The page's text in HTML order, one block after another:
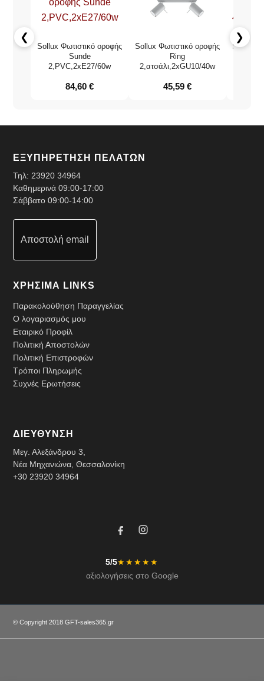
❮
Sollux Φωτιστικό οροφής
Sunde
2,PVC,2xE27/60w
84,60€
Sollux Φωτιστικό οροφής
Ring
2,ατσάλι,2xGU10/40w
45,59 €
Sollux
❯
ΕΞΥΠΗΡΕΤΗΣΗ ΠΕΛΑΤΩΝ
Τηλ: 23920 34964
Καθημερινά 09:00-17:00
Σάββατο 09:00-14:00
Αποστολή email
ΧΡΗΣΙΜΑ LINKS
Παρακολούθηση Παραγγελίας
Ο λογαριασμός μου
Εταιρικό Προφίλ
Πολιτική Αποστολών
Πολιτική Επιστροφών
Τρόποι Πληρωμής
Συχνές Ερωτήσεις
ΔΙΕΥΘΥΝΣΗ
Μεγ. Αλεξάνδρου 3,
Νέα Μηχανιώνα, Θεσσαλονίκη
+30 23920 34964
5/5★★★★★
αξιολογήσεις στο Google
© Copyright 2018 GFT-sales365.gr